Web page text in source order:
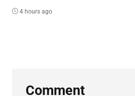
4 hours ago
Comment